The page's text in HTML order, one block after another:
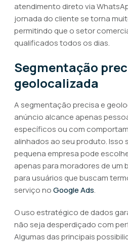
atendimento direto via
jornada do cliente se torna
permitindo que o setor
qualificados todos os dias.
Segmentação
geolocalizada
A segmentação precisa e
anúncio alcance apenas
específicos ou com
alinhados ao seu produto. Isso
pequena empresa pode
apenas para moradores de um
para usuários que buscam
serviço noGoogle Ads.
O uso estratégico de dados
não seja desperdiçado com
Algumas das principais